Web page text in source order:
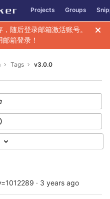
Projects Groups
随后登录邮箱激活账号。
箱登录！
Tags v3.0.0
· 3 years ago
Select Archive Format